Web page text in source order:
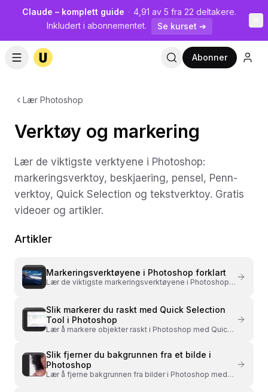
Claude – komplett guide · 4,91 av 5 fra 22 deltakere.
Inkludert i abonnementet.
Se kurset ➔
Abonner
Lær Photoshop
Verktøy og markering
Lær de viktigste verktyene i Photoshop:
markeringsverktoy, beskjaering, pensel, Penn-
verktoy, Quick Selection og tekstverktoy. Gratis
videoer og artikler.
Artikler
Markeringsverktøyene i Photoshop forklart
Lær de viktigste markeringsverktøyene i Photoshop:
Slik markerer du raskt med Quick Selection
Tool i Photoshop
Lær å markere objekter raskt i Photoshop med Quick
Slik fjerner du bakgrunnen fra et bilde i
Photoshop
Lær å fjerne bakgrunnen fra bilder i Photoshop med